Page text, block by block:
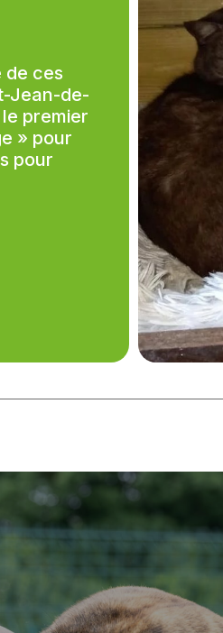
de ces
Jean-de-
premier
» pour
pour